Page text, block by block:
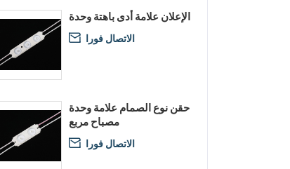
الإعلان علامة أدى باهتة وحدة
 الاتصال فورا
حقن نوع الصمام علامة وحدة
مصباح مربع
 الاتصال فورا